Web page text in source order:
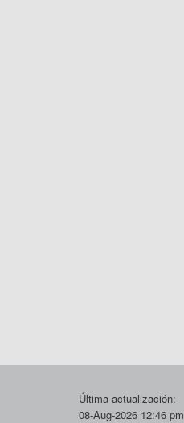
Última actualización:
08-Aug-2026 12:46 pm